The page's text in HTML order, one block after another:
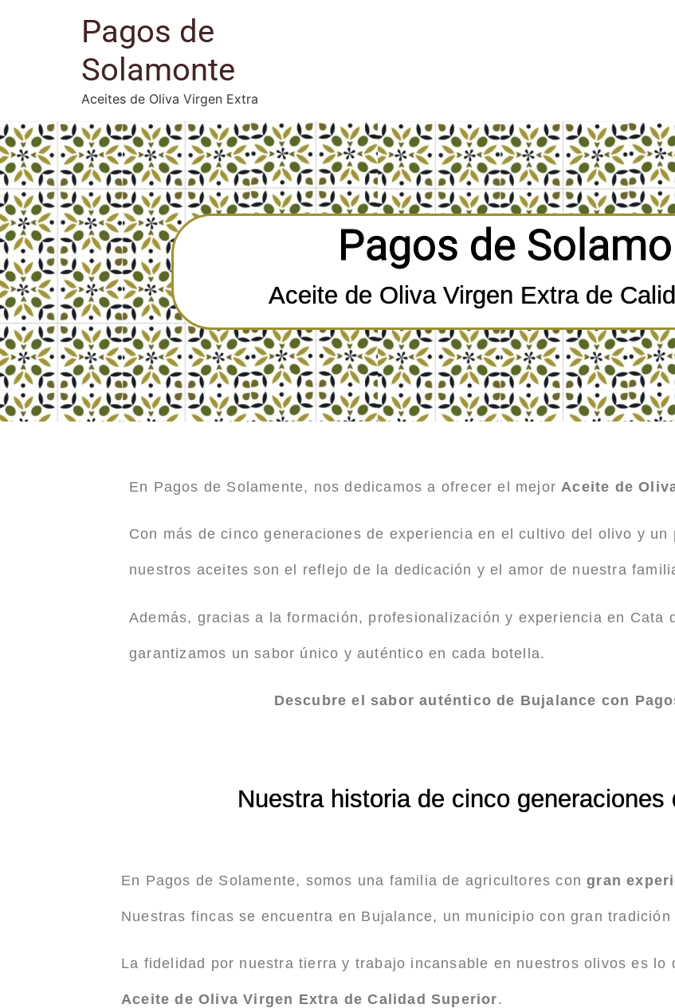
Pagos de
Solamonte
Aceites de Oliva Virgen Extra
Pagos de
Aceite de Oliva Virgen Extra de
En Pagos de Solamente, nos dedicamos a ofrecer el mejorAceite de
Con más de cinco generaciones de experiencia en el cultivo del olivo y
nuestros aceites son el reflejo de la dedicación y el amor de nuestra
Además, gracias a la formación, profesionalización y experiencia en Cata
garantizamos un sabor único y auténtico en cada botella.
Descubre el sabor auténtico de Bujalance con
Nuestra historia de cinco generaciones
En Pagos de Solamente, somos una familia de agricultores congran
Nuestras fincas se encuentra en Bujalance, un municipio con gran
La fidelidad por nuestra tierra y trabajo incansable en nuestros olivos es lo
Aceite de Oliva Virgen Extra de Calidad Superior.